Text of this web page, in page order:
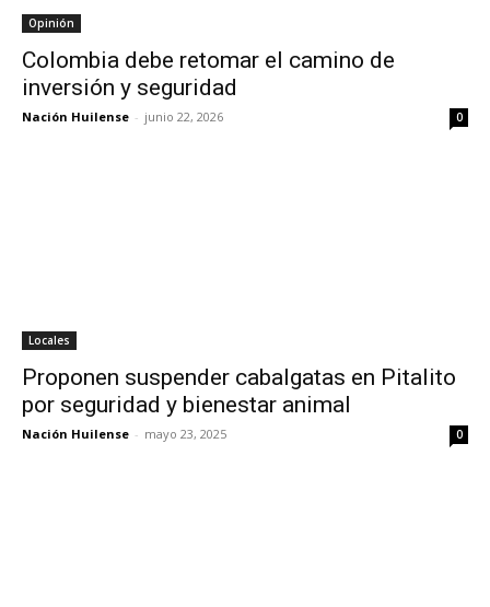
Opinión
Colombia debe retomar el camino de
inversión y seguridad
Nación Huilense - junio 22, 2026 0
Locales
Proponen suspender cabalgatas en Pitalito
por seguridad y bienestar animal
Nación Huilense - mayo 23, 2025 0